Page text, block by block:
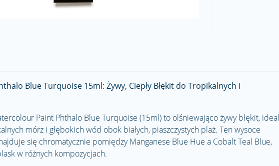
Blue Turquoise 15ml: Żywy, Ciepły Błękit do Tropikalnych i
Paint Phthalo Blue Turquoise (15ml) to olśniewająco żywy błękit,
mórz i głębokich wód obok białych, piaszczystych plaż. Ten wysoce
się chromatycznie pomiędzy Manganese Blue Hue a Cobalt Teal Blue,
w różnych kompozycjach.